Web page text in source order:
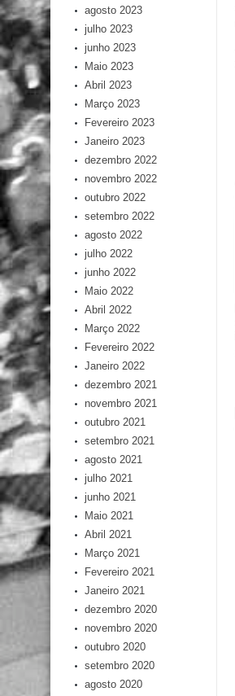
agosto 2023
julho 2023
junho 2023
Maio 2023
Abril 2023
Março 2023
Fevereiro 2023
Janeiro 2023
dezembro 2022
novembro 2022
outubro 2022
setembro 2022
agosto 2022
julho 2022
junho 2022
Maio 2022
Abril 2022
Março 2022
Fevereiro 2022
Janeiro 2022
dezembro 2021
novembro 2021
outubro 2021
setembro 2021
agosto 2021
julho 2021
junho 2021
Maio 2021
Abril 2021
Março 2021
Fevereiro 2021
Janeiro 2021
dezembro 2020
novembro 2020
outubro 2020
setembro 2020
agosto 2020